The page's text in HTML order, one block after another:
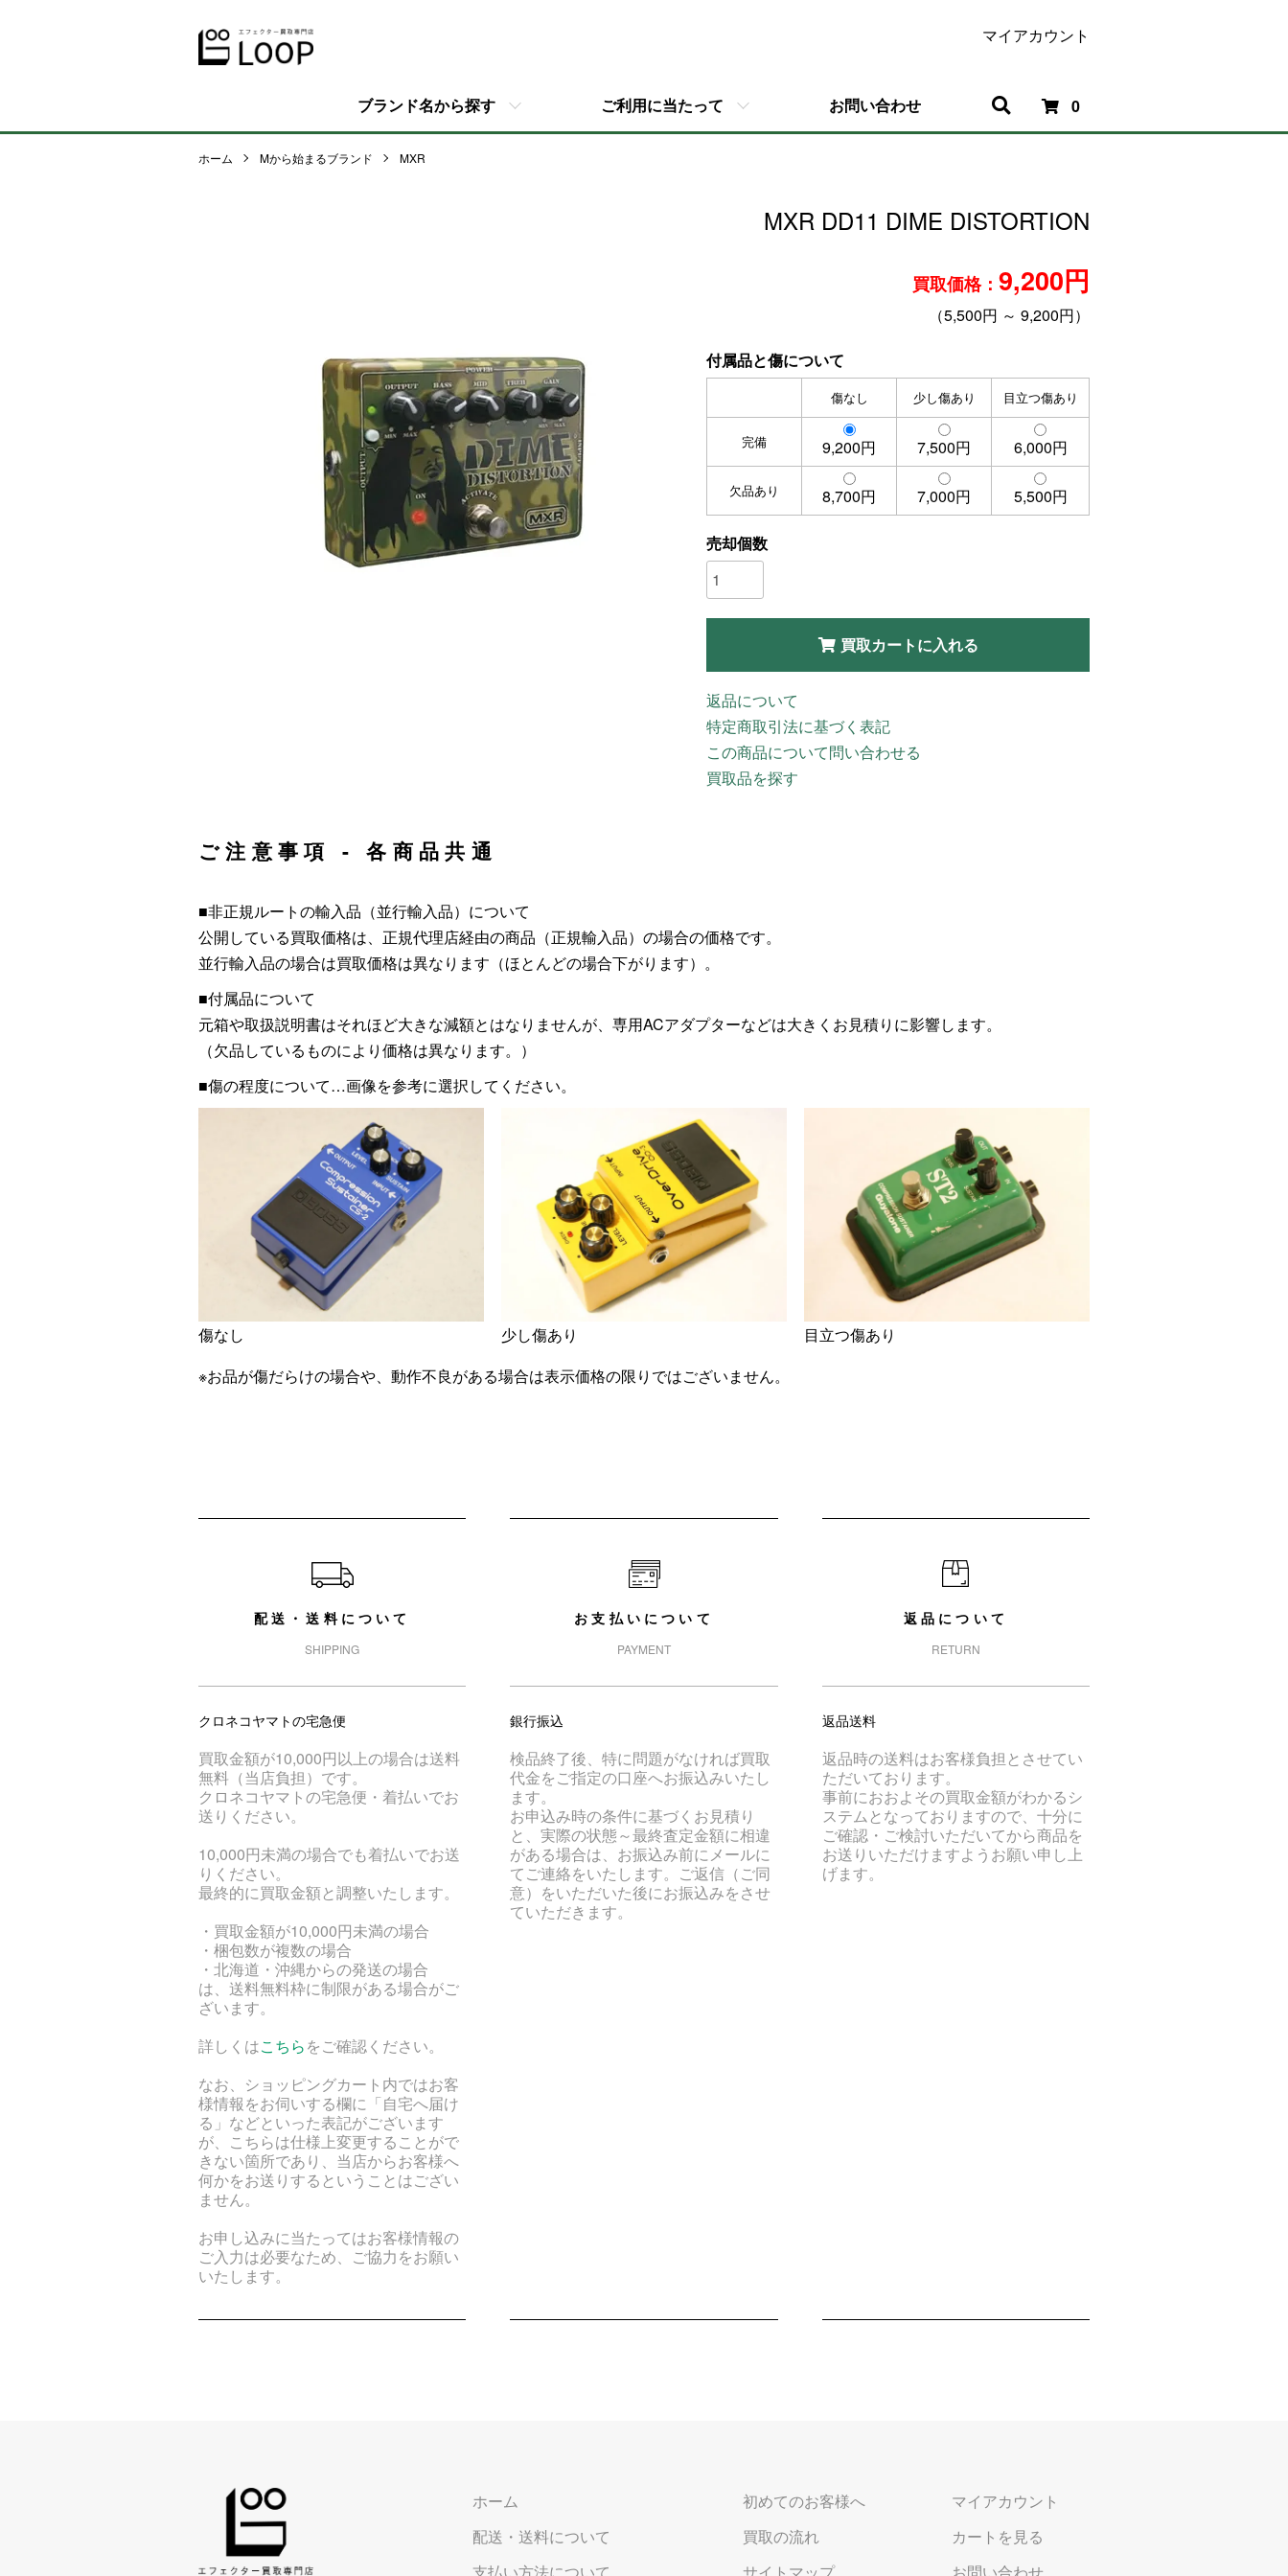
0
ブランド名から探す ご利用に当たって お問い合わせ
マイアカウント
ホーム Mから始まるブランド MXR
MXR DD11 DIME DISTORTION
買取価格： 9,200円
（5,500円 ～ 9,200円）
付属品と傷について
傷なし 少し傷あり 目立つ傷あり
完備 9,200円 7,500円 6,000円
欠品あり 8,700円 7,000円 5,500円
売却個数
買取カートに入れる
返品について
特定商取引法に基づく表記
この商品について問い合わせる
買取品を探す
ご注意事項 - 各商品共通
■非正規ルートの輸入品（並行輸入品）について
公開している買取価格は、正規代理店経由の商品（正規輸入品）の場合の価格です。
並行輸入品の場合は買取価格は異なります（ほとんどの場合下がります）。
■付属品について
元箱や取扱説明書はそれほど大きな減額とはなりませんが、専用ACアダプターなどは大きくお見積りに影響します。
（欠品しているものにより価格は異なります。）
■傷の程度について…画像を参考に選択してください。
傷なし 少し傷あり
目立つ傷あり
※お品が傷だらけの場合や、動作不良がある場合は表示価格の限りではございません。
配送・送料について
SHIPPING
クロネコヤマトの宅急便
買取金額が10,000円以上の場合は送料
無料（当店負担）です。
クロネコヤマトの宅急便・着払いでお
送りください。
10,000円未満の場合でも着払いでお送
りください。
最終的に買取金額と調整いたします。
・買取金額が10,000円未満の場合
・梱包数が複数の場合
・北海道・沖縄からの発送の場合
は、送料無料枠に制限がある場合がご
ざいます。
詳しくはこちらをご確認ください。
なお、ショッピングカート内ではお客
様情報をお伺いする欄に「自宅へ届け
る」などといった表記がございます
が、こちらは仕様上変更することがで
きない箇所であり、当店からお客様へ
何かをお送りするということはござい
ません。
お申し込みに当たってはお客様情報の
ご入力は必要なため、ご協力をお願い
いたします。
お支払いについて
PAYMENT
銀行振込
検品終了後、特に問題がなければ買取
代金をご指定の口座へお振込みいたし
ます。
お申込み時の条件に基づくお見積り
と、実際の状態～最終査定金額に相違
がある場合は、お振込み前にメールに
てご連絡をいたします。ご返信（ご同
意）をいただいた後にお振込みをさせ
ていただきます。
返品について
RETURN
返品送料
返品時の送料はお客様負担とさせてい
ただいております。
事前におおよその買取金額がわかるシ
ステムとなっておりますので、十分に
ご確認・ご検討いただいてから商品を
お送りいただけますようお願い申し上
げます。
ホーム
配送・送料について
初めてのお客様へ
買取の流れ
マイアカウント
カートを見る